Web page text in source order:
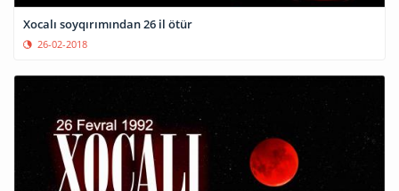
Xocalı soyqırımından 26 il ötür
26-02-2018